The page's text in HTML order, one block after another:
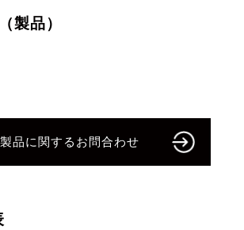
製品）
品に関するお問合わせ